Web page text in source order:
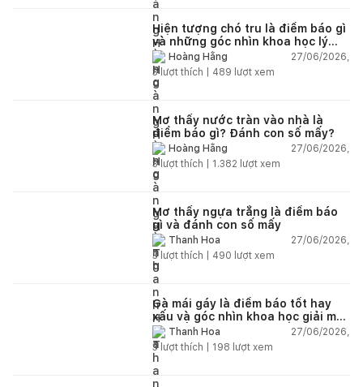
Hiện tượng chó tru là điềm báo gì
và những góc nhìn khoa học lý
giảiHoàng Hằng
27/06/2026,
3lượt thích | 489 lượt xem
Mơ thấy nước tràn vào nhà là
điềm báo gì? Đánh con số mấy?
Hoàng Hằng
27/06/2026,
3lượt thích | 1.382 lượt xem
Mơ thấy ngựa trắng là điềm báo
gì và đánh con số mấy
Thanh Hoa
27/06/2026,
3lượt thích | 490 lượt xem
Gà mái gáy là điềm báo tốt hay
xấu và góc nhìn khoa học giải mã
chi tiết
Thanh Hoa
27/06/2026,
3lượt thích | 198 lượt xem